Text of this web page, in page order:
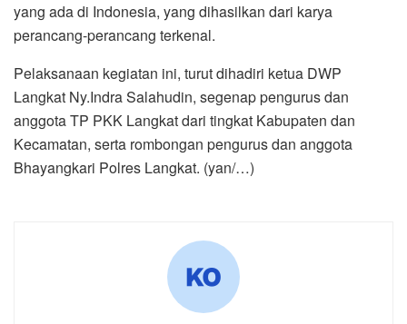
yang ada di Indonesia, yang dihasilkan dari karya
perancang-perancang terkenal.
Pelaksanaan kegiatan ini, turut dihadiri ketua DWP
Langkat Ny.Indra Salahudin, segenap pengurus dan
anggota TP PKK Langkat dari tingkat Kabupaten dan
Kecamatan, serta rombongan pengurus dan anggota
Bhayangkari Polres Langkat. (yan/…)